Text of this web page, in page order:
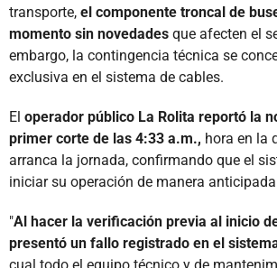
transporte, el componente troncal de
momento sin novedades que afecten el
embargo, la contingencia técnica se
exclusiva en el sistema de cables.
El operador público La Rolita reportó la
primer corte de las 4:33 a.m., hora en la
arranca la jornada, confirmando que el
iniciar su operación de manera
"Al hacer la verificación previa al inicio
presentó un fallo registrado en el
cual todo el equipo técnico y de